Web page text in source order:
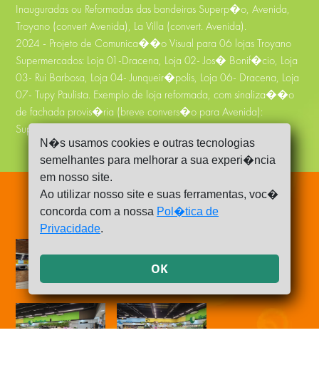
N�s usamos cookies e outras tecnologias
semelhantes para melhorar a sua experi�ncia
em nosso site.
Ao utilizar nosso site e suas ferramentas, voc�
concorda com a nossa Pol�tica de
Privacidade.
OK
Inauguradas ou Reformadas das bandeiras Superp�o, Avenida,
Troyano (convert Avenida), La Villa (convert. Avenida).
2024 - Projeto de Comunica��o Visual para 06 lojas Troyano
Supermercados: Loja 01-Dracena, Loja 02- Jos� Bonif�cio, Loja
03- Rui Barbosa, Loja 04- Junqueir�polis, Loja 06- Dracena, Loja
07- Tupy Paulista. Exemplo de loja reformada, com sinaliza��o
de fachada provis�ria (breve convers�o para Avenida):
Supermercados Troyano - Loja 03-Rui Barbosa - Dracena- SP
Imagens do Projeto